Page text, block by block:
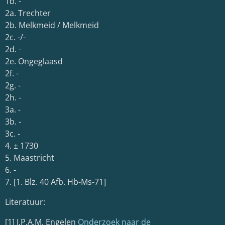
2a. Trechter
2b. Melkmeid / Melkmeid
2c. -/-
2d. -
2e. Ongeglaasd
2f. -
2g. -
2h. -
3a. -
3b. -
3c. -
4. ± 1730
5. Maastricht
6. -
7. [1. Blz. 40 Afb. Hb-Ms-71]
Literatuur:
[1] J.P.A.M. Engelen Onderzoek naar de